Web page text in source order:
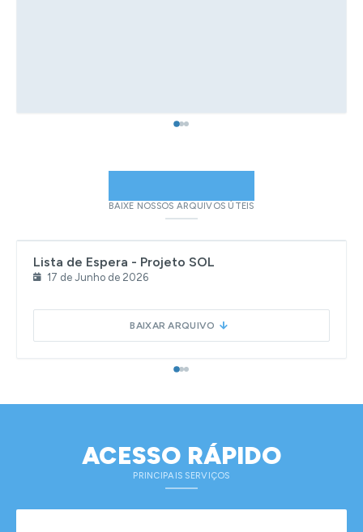
BAIXE NOSSOS ARQUIVOS ÚTEIS
Lista de Espera - Projeto SOL
17 de Junho de 2026
9,62 MB
BAIXAR ARQUIVO
ACESSO RÁPIDO
PRINCIPAIS SERVIÇOS